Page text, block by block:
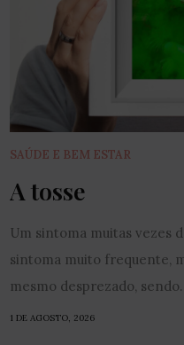
SAÚDE E BEM ESTAR
A tosse
Um sintoma muitas vezes
sintoma muito frequente,
mesmo desprezado,
1 DE AGOSTO, 2026